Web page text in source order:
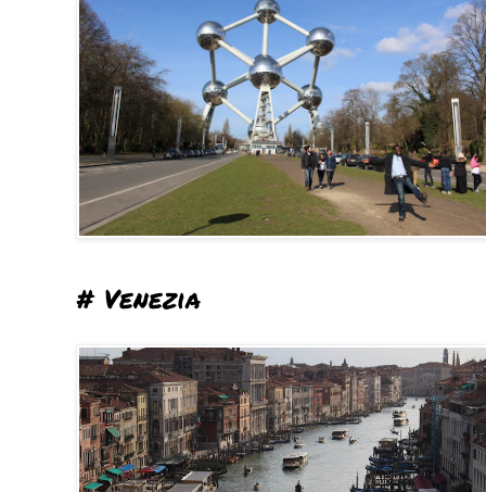
# Venezia